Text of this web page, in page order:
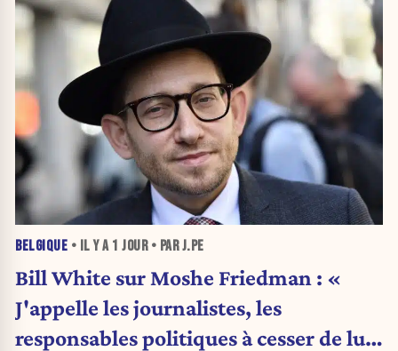
BELGIQUE • IL Y A 1 JOUR• PAR J.PE
Bill White sur Moshe Friedman : «
J'appelle les journalistes, les
responsables politiques à cesser de lui